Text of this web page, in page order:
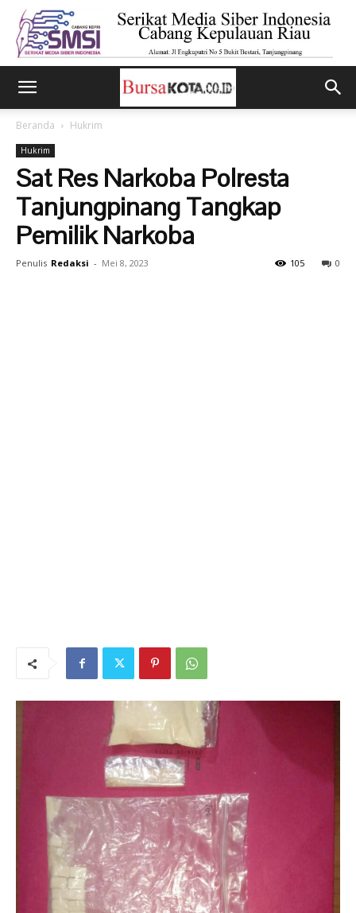
Beranda Hukrim
Hukrim
Sat Res Narkoba Polresta
Tanjungpinang Tangkap
Pemilik Narkoba
Penulis Redaksi - Mei 8, 2023 0
105